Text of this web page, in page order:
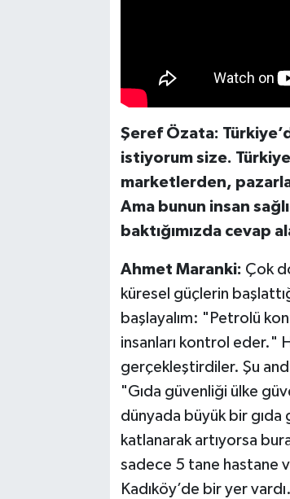
Şeref Özata:
istiyorum size.
marketlerden,
Ama bunun insan
baktığımızda cevap
Ahmet Maranki: Çok
küresel güçlerin
başlayalım: "Petrolü
insanları kontrol eder."
gerçekleştirdiler. Şu
"Gıda güvenliği ülke
dünyada büyük bir gıda
katlanarak artıyorsa
sadece 5 tane hastane
Kadıköy’de bir yer